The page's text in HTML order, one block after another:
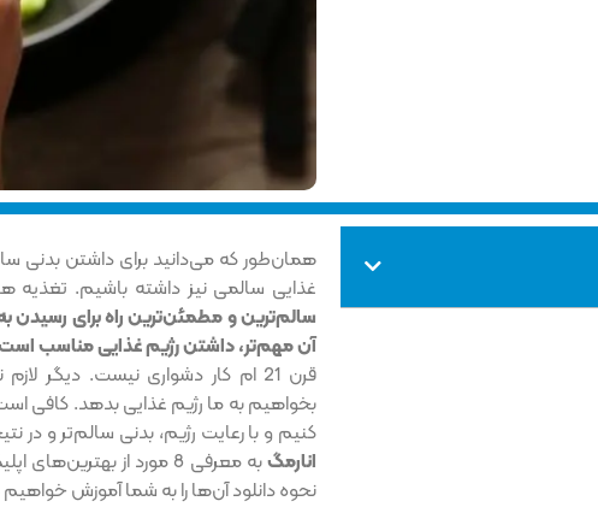
همان‌طور که می‌دانید برای داشتن بدنی
غذایی سالمی نیز داشته باشیم. تغذیه
سالم‌ترین و مطمئن‌ترین راه برای رسیدن
آن مهم‌تر، داشتن رژیم غذایی مناسب
قرن 21 ام کار دشواری نیست. دیگر
بخواهیم به ما رژیم غذایی بدهد. کافی
کنیم و با رعایت رژیم، بدنی سالم‌تر و در
انارمگ
نحوه دانلود آن‌ها را به شما آموزش خواهیم